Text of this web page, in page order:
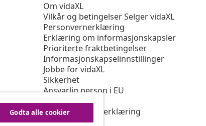
Om vidaXL
Vilkår og betingelser Selger vidaXL
Personvernerklæring
Erklæring om informasjonskapsler
Prioriterte fraktbetingelser
Informasjonskapselinnstillinger
Jobbe for vidaXL
Sikkerhet
Ansvarlig person i EU
Politikken EPR
Tilgjengelighetserklæring
Godta alle cookier